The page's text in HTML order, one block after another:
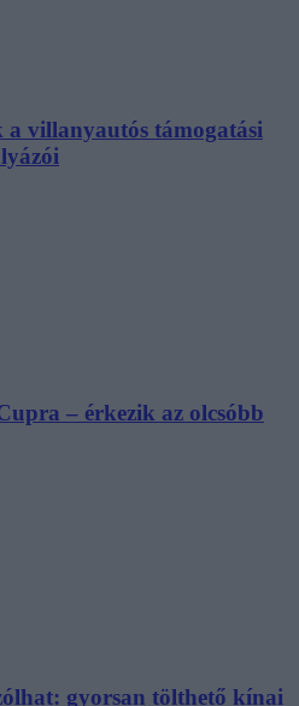
villanyautós támogatási
– érkezik az olcsóbb
gyorsan tölthető kínai